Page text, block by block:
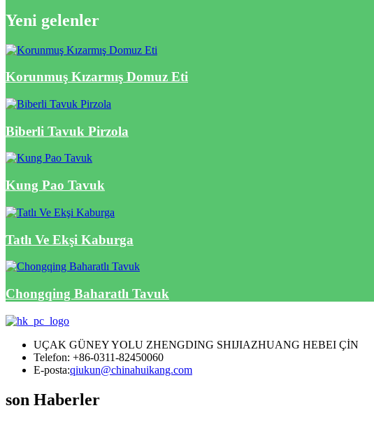
Yeni gelenler
Korunmuş Kızarmış Domuz Eti
Biberli Tavuk Pirzola
Kung Pao Tavuk
Tatlı Ve Ekşi Kaburga
Chongqing Baharatlı Tavuk
UÇAK GÜNEY YOLU ZHENGDING SHIJIAZHUANG HEBEI ÇİN
Telefon: +86-0311-82450060
E-posta:qiukun@chinahuikang.com
son Haberler